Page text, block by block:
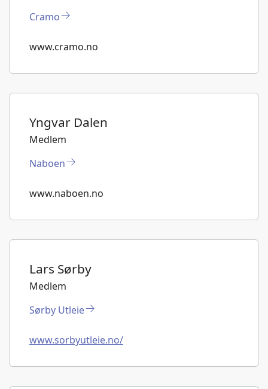
Cramo
www.cramo.no
Yngvar Dalen
Medlem
Naboen
www.naboen.no
Lars Sørby
Medlem
Sørby Utleie
www.sorbyutleie.no/